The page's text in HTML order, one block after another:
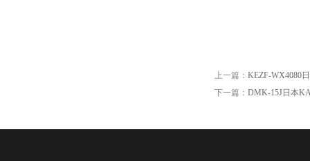
上一篇： KEZF-WX4080
下一篇： DMK-15J日本